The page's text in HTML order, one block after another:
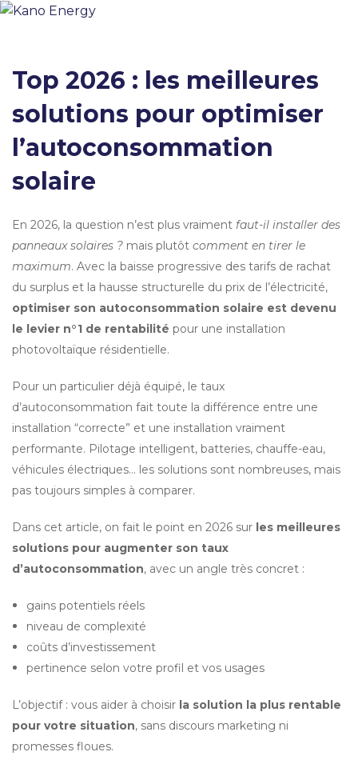
Top 2026 : les meilleures
solutions pour optimiser
l’autoconsommation
solaire
En 2026, la question n’est plus vraiment faut-il installer des
panneaux solaires ? mais plutôt comment en tirer le
maximum. Avec la baisse progressive des tarifs de rachat
optimiser son autoconsommation solaire est devenu
le levier n°1 de rentabilité pour une installation
photovoltaïque résidentielle.
Pour un particulier déjà équipé, le taux
d’autoconsommation fait toute la différence entre une
installation “correcte” et une installation vraiment
performante. Pilotage intelligent, batteries, chauffe-eau,
véhicules électriques… les solutions sont nombreuses, mais
pas toujours simples à comparer.
Dans cet article, on fait le point en 2026 sur les meilleures
solutions pour augmenter son taux
d’autoconsommation, avec un angle très concret :
gains potentiels réels
niveau de complexité
coûts d’investissement
pertinence selon votre profil et vos usages
L’objectif : vous aider à choisir la solution la plus rentable
pour votre situation, sans discours marketing ni
promesses floues.